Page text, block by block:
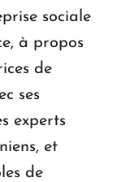
sociale
à propos
de
ses
experts
et
de